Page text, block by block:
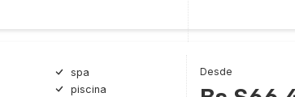
spa
piscina
Desde